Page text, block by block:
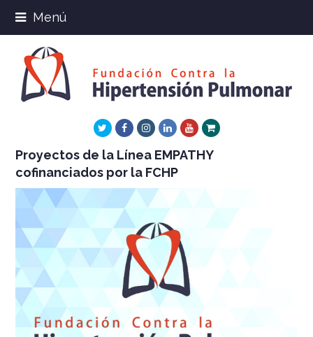
Menú
TwitterFacebookInstagram
LinkedInYoutube
Xing
Proyectos de la Línea EMPATHY
cofinanciados por la FCHP